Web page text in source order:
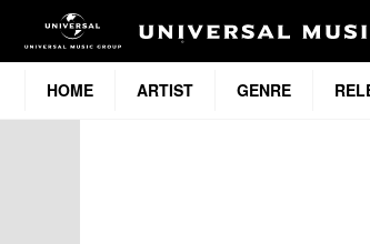
HOME ARTIST GENRE